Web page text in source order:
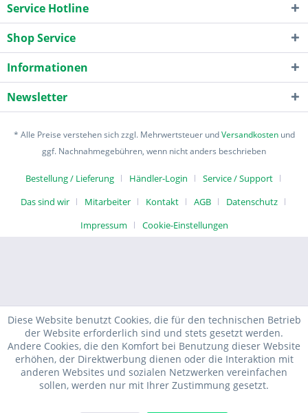
Service Hotline
Shop Service
Informationen
Newsletter
* Alle Preise verstehen sich zzgl. Mehrwertsteuer undVersandkostenund
ggf. Nachnahmegebühren, wenn nicht anders beschrieben
Bestellung / Lieferung Händler-Login
Service / Support
Das sind wir
Mitarbeiter Kontakt AGB
Datenschutz
Impressum
Cookie-Einstellungen
Diese Website benutzt Cookies, die für den technischen Betrieb
der Website erforderlich sind und stets gesetzt werden.
Andere Cookies, die den Komfort bei Benutzung dieser Website
erhöhen, der Direktwerbung dienen oder die Interaktion mit
anderen Websites und sozialen Netzwerken vereinfachen
sollen, werden nur mit Ihrer Zustimmung gesetzt.